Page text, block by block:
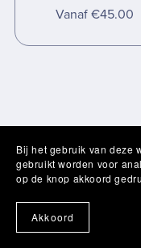
Vanaf €45.00
Bij het gebruik van deze
gebruikt worden voor
op de knop akkoord
Akkoord